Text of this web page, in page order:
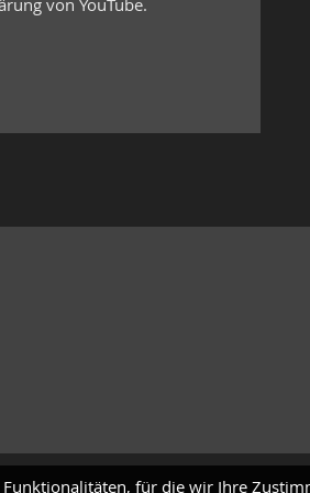
von YouTube.
für die wir Ihre